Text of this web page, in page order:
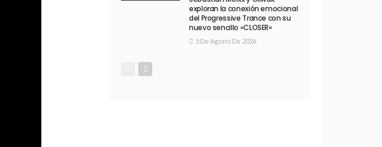
exploran la conexión emocional
del Progressive Trance con su
nuevo sencillo «CLOSER»
5 De Agosto De 2026